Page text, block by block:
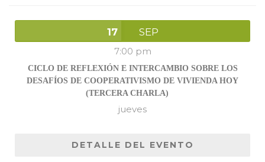
17 SEP
7:00 pm
CICLO DE REFLEXIÓN E INTERCAMBIO SOBRE LOS
DESAFÍOS DE COOPERATIVISMO DE VIVIENDA HOY
(TERCERA CHARLA)
jueves
DETALLE DEL EVENTO